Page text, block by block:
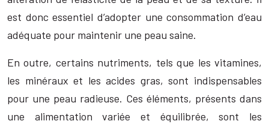
est donc essentiel d’adopter une consommation d’eau
adéquate pour maintenir une peau saine.
En outre, certains nutriments, tels que les vitamines,
les minéraux et les acides gras, sont indispensables
pour une peau radieuse. Ces éléments, présents dans
une alimentation variée et équilibrée, sont les